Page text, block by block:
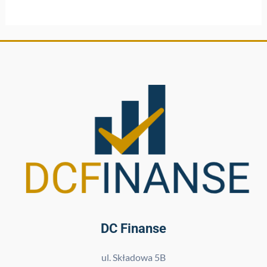
DC Finanse
ul. Składowa 5B